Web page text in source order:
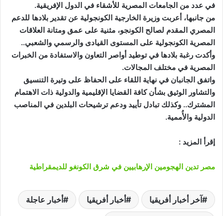
في عدد من الجامعات المصرية للأشقاء في الدول الإفريقية.
من جانبها، أعربت وزيرة الخارجية الكونجولية عن تقدير بلادها للدعم
المصري المقدم لصالح الكونجو، مثنية على عمق ومتانة العلاقات
المصرية الكونجولية على المستوى القيادى والرسمي والشعبي..
وأكدت رغبة بلادها في توطيد أواصر التعاون والاستفادة من الخبرات
المصرية في مختلف المجالات.
واتفق الجانبان في نهاية اللقاء على الحفاظ على وتيرة التنسيق
والتشاور الوثيق بشأن كافة القضايا الإقليمية والدولية ذات الاهتمام
المشترك.. وكذلك تبادل تأييد ودعم ترشيحات البلدين في المناصب
الدولية والأُممية.
إقرأ المزيد :
مصر تدين الهجومين الإرهابيين في شرق الكونغو للديمقراطية
آخر أخبار أفريقيا أخبار أفريقيا أخبار عاجلة